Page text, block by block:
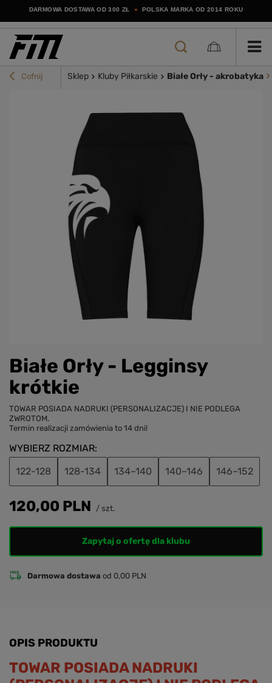
DARMOWA DOSTAWA OD 300 ZŁ POLSKA MARKA OD 2014 ROKU
Cofnij Sklep Kluby Piłkarskie Białe Orły - akrobatyka
Białe Orły - Legginsy
krótkie
TOWAR POSIADA NADRUKI (PERSONALIZACJE) I NIE PODLEGA
ZWROTOM.
Termin realizacji zamówienia to 14 dni!
WYBIERZ ROZMIAR
122-128
128-134 134–140 140–146 146–152
120,00 PLN / szt.
Zapytaj o ofertę dla klubu
Darmowa dostawa od 0,00 PLN
OPIS PRODUKTU
TOWAR POSIADA NADRUKI